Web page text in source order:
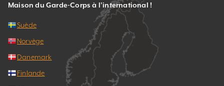
Maison du Garde-Corps à l’international !
Suède
Norvège
Danemark
Finlande